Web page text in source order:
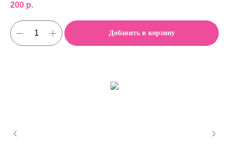
200 р.
Добавить в корзину